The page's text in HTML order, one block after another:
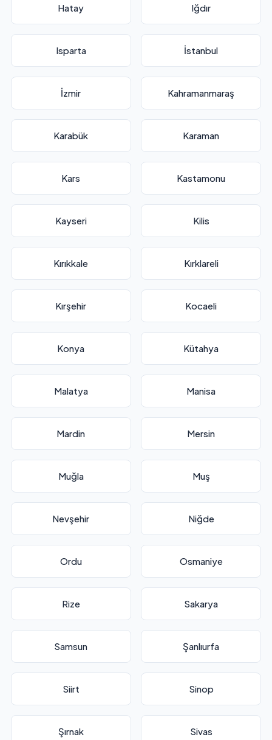
Hatay Iğdır
Isparta İstanbul
İzmir Kahramanmaraş
Karabük Karaman
Kars Kastamonu
Kayseri Kilis
Kırıkkale Kırklareli
Kırşehir Kocaeli
Konya Kütahya
Malatya Manisa
Mardin Mersin
Muğla Muş
Nevşehir Niğde
Ordu Osmaniye
Rize Sakarya
Samsun Şanlıurfa
Siirt Sinop
Şırnak Sivas